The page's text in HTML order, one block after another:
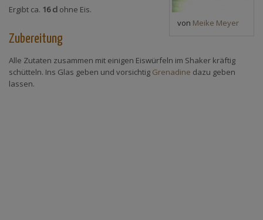
von Meike Meyer
Ergibt ca. 16 cl ohne Eis.
Zubereitung
Alle Zutaten zusammen mit einigen Eiswürfeln im Shaker kräftig
schütteln. Ins Glas geben und vorsichtig Grenadine dazu geben
lassen.